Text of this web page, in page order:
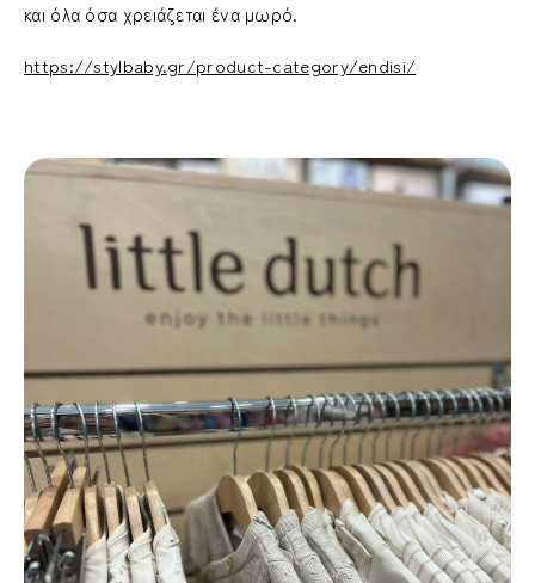
και όλα όσα χρειάζεται ένα μωρό.
https://stylbaby.gr/product-category/endisi/